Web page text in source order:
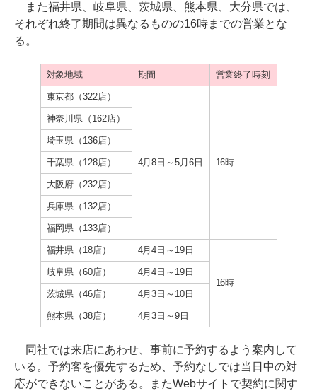
また福井県、岐阜県、茨城県、熊本県、大分県では、
それぞれ終了期間は異なるものの16時までの営業とな
る。
対象地域 期間 営業終了時刻
東京都（322店）
4月8日～5月6日 16時
神奈川県（162店）
埼玉県（136店）
千葉県（128店）
大阪府（232店）
兵庫県（132店）
福岡県（133店）
福井県（18店） 4月4日～19日
16時
岐阜県（60店） 4月4日～19日
茨城県（46店） 4月3日～10日
熊本県（38店） 4月3日～9日
同社では来店にあわせ、事前に予約するよう案内して
いる。予約客を優先するため、予約なしでは当日中の対
応ができないことがある。またWebサイトで契約に関す